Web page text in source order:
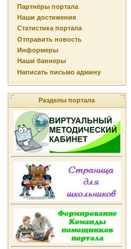
Партнёры портала
Наши достижения
Статистика портала
Отправить новость
Информеры
Наши баннеры
Написать письмо админу
Разделы портала